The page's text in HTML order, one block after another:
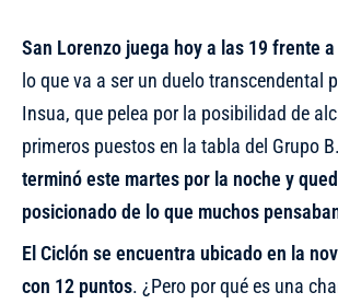
San Lorenzo juega hoy a las 19 frente a
lo que va a ser un duelo transcendental
Insua, que pelea por la posibilidad de
primeros puestos en la tabla del Grupo B.
terminó este martes por la noche y
posicionado de lo que muchos
El Ciclón se encuentra ubicado en la
con 12 puntos. ¿Pero por qué es una